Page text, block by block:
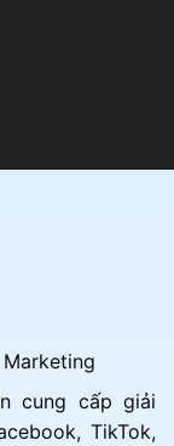
cung cấp giải
TikTok,